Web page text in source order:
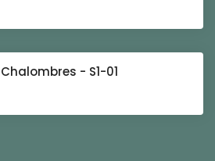
- S1-01